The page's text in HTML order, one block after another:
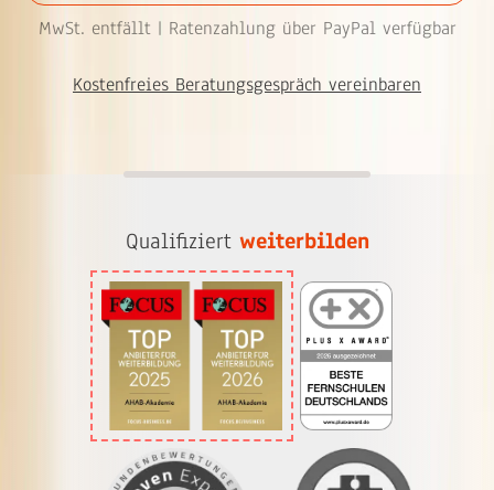
MwSt. entfällt | Ratenzahlung über PayPal verfügbar
Kostenfreies Beratungsgespräch vereinbaren
Qualifiziert weiterbilden